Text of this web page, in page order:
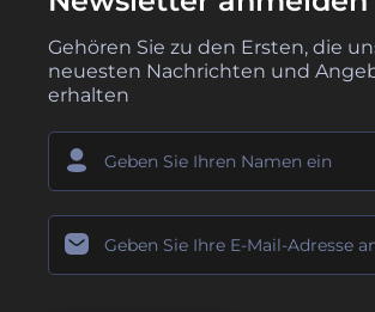
Gehören Sie zu den Ersten, die
neuesten Nachrichten und
erhalten